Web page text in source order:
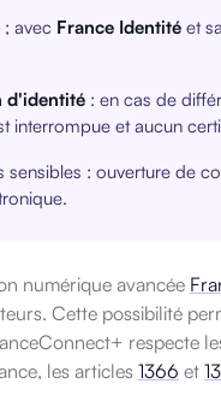
; avec France Identité et
d'identité : en cas de
interrompue et aucun
sensibles : ouverture de
numérique avancée
Cette possibilité
respecte
les articles 1366 et